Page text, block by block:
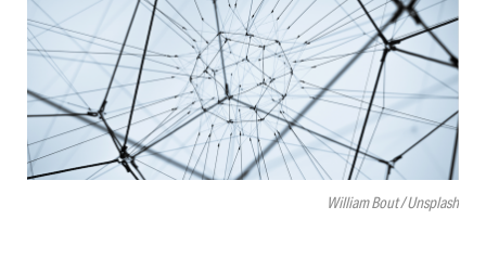
William Bout / Unsplash